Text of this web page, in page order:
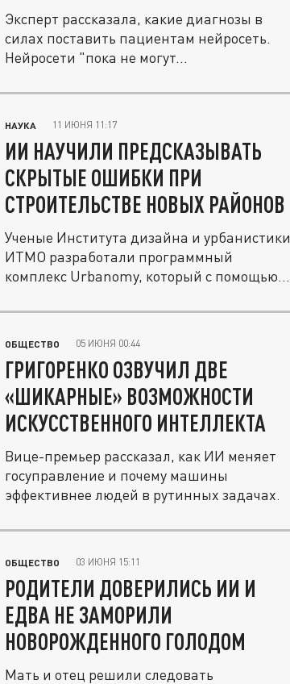
Эксперт рассказала, какие диагнозы в
силах поставить пациентам нейросеть.
Нейросети "пока не могут...
НАУКА 11 ИЮНЯ 11:17
ИИ НАУЧИЛИ ПРЕДСКАЗЫВАТЬ
СКРЫТЫЕ ОШИБКИ ПРИ
СТРОИТЕЛЬСТВЕ НОВЫХ РАЙОНОВ
Ученые Института дизайна и урбанистики
ИТМО разработали программный
комплекс Urbanomy, который с помощью...
ОБЩЕСТВО 05 ИЮНЯ 00:44
ГРИГОРЕНКО ОЗВУЧИЛ ДВЕ
«ШИКАРНЫЕ» ВОЗМОЖНОСТИ
ИСКУССТВЕННОГО ИНТЕЛЛЕКТА
Вице-премьер рассказал, как ИИ меняет
госуправление и почему машины
эффективнее людей в рутинных задачах.
ОБЩЕСТВО 03 ИЮНЯ 15:11
РОДИТЕЛИ ДОВЕРИЛИСЬ ИИ И
ЕДВА НЕ ЗАМОРИЛИ
НОВОРОЖДЕННОГО ГОЛОДОМ
Мать и отец решили следовать